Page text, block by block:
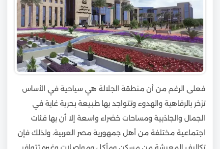
فعلى الرغم من أن منطقة الجلالة هي سياحية في الأساس
تزخر بالرفاهية والهدوء وتتواجد بها طبيعة بحرية غاية في
الجمال والجاذبية ومساحات خضراء واسعة إلا أن بها فئات
اجتماعية مختلفة من أهل جمهورية مصر العربية، ولذلك فإن